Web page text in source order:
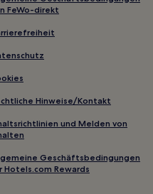
Aquarium
FeWo-direkt
Hinweise/Kontakt
und Melden von
Geschäftsbedingungen
Hotels.com Rewards